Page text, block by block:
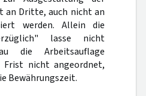
an Dritte, auch nicht an
werden. Allein die
lasse nicht
die Arbeitsauflage
Frist nicht angeordnet,
Bewährungszeit.